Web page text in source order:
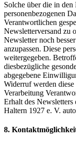
Solche über die in
personenbezogenen
Verantwortlichen
Newsletterversand zu
Newsletter noch
anzupassen. Diese
weitergegeben.
diesbezügliche
abgegebene
Widerruf werden
Verarbeitung
Erhalt des
Haltern 1927 e. V.
8.